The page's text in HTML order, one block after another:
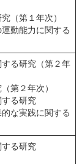
（第１年次）
動能力に関する
る研究（第２年
第２年次）
る研究
な実践に関する
る研究